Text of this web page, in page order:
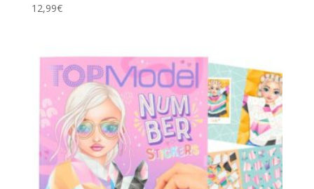
12,99€